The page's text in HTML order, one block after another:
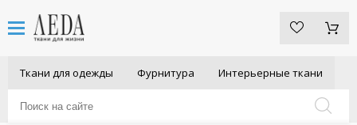
Ткани для одежды Фурнитура Интерьерные ткани